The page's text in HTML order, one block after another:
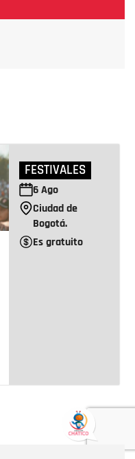
FESTIVALES
6Ago
Ciudad de
Bogotá.
Es gratuito